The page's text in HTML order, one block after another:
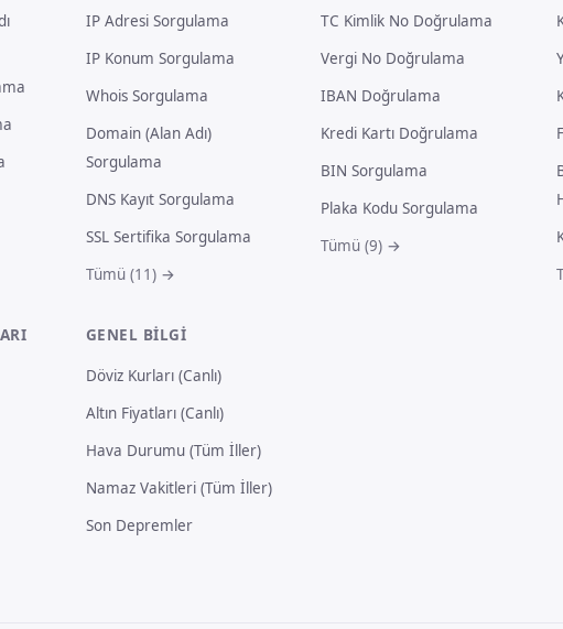
IP Adresi Sorgulama
IP Konum Sorgulama
Whois Sorgulama
Domain (Alan Adı)
Sorgulama
DNS Kayıt Sorgulama
SSL Sertifika Sorgulama
Tümü (11) →
TC Kimlik No Doğrulama
Vergi No Doğrulama
IBAN Doğrulama
Kredi Kartı Doğrulama
BIN Sorgulama
Plaka Kodu Sorgulama
Tümü (9) →
GENEL BILGI
Döviz Kurları (Canlı)
Altın Fiyatları (Canlı)
Hava Durumu (Tüm İller)
Namaz Vakitleri (Tüm İller)
Son Depremler